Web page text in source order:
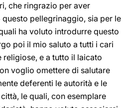
che ringrazio per aver
pellegrinaggio, sia per le
ha voluto introdurre questo
poi il mio saluto a tutti i cari
e a tutto il laicato
voglio omettere di salutare
deferenti le autorità e le
le quali, con esemplare